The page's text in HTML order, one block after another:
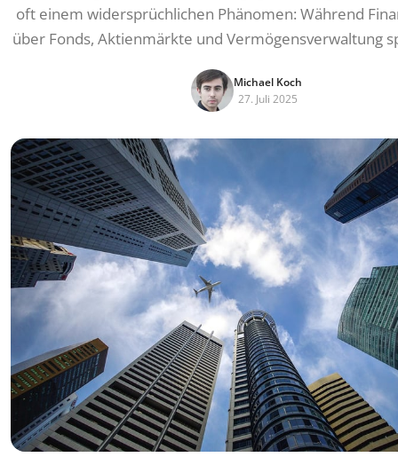
oft einem widersprüchlichen Phänomen: Während
über Fonds, Aktienmärkte und Vermögensverwaltung
Michael Koch
27. Juli 2025